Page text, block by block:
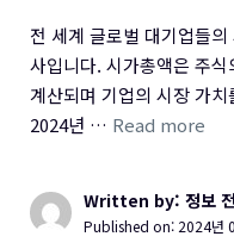
전 세계 글로벌 대기업들
사입니다. 시가총액은 주
계산되며 기업의 시장 가
2024년 … Read more
Written by: 정보
Published on: 2024년